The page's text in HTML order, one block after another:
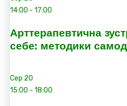
14:00 - 17:00
Арттерапевтична
себе: методики
Сер 20
15:00 - 18:00